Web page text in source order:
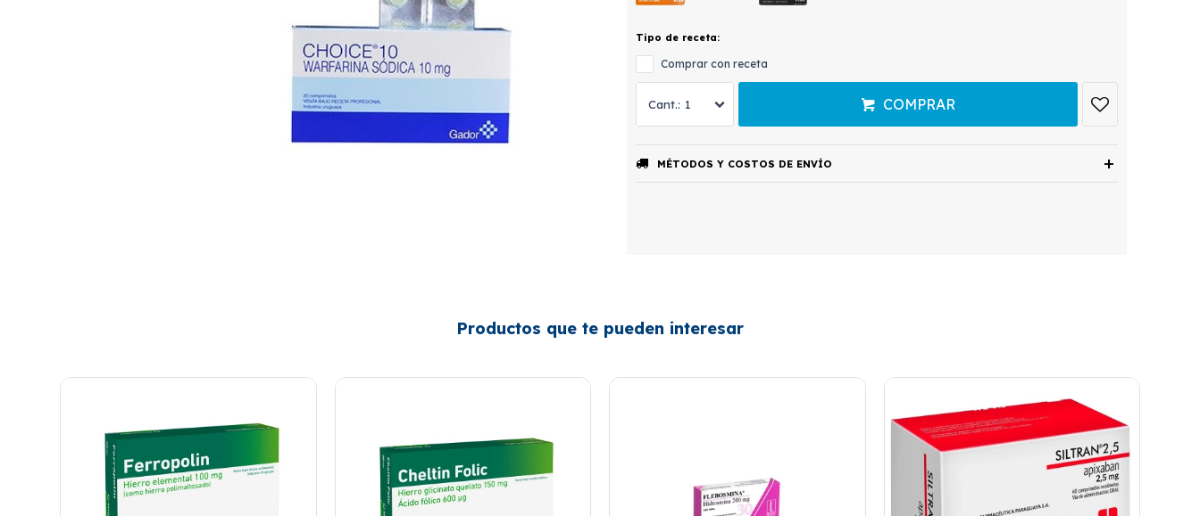
Tipo de receta:
Comprar con receta
1 COMPRAR
MÉTODOS Y COSTOS DE ENVÍO
Productos que te pueden interesar